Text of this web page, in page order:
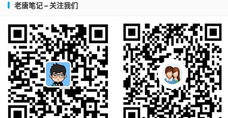
老唐笔记 – 关注我们